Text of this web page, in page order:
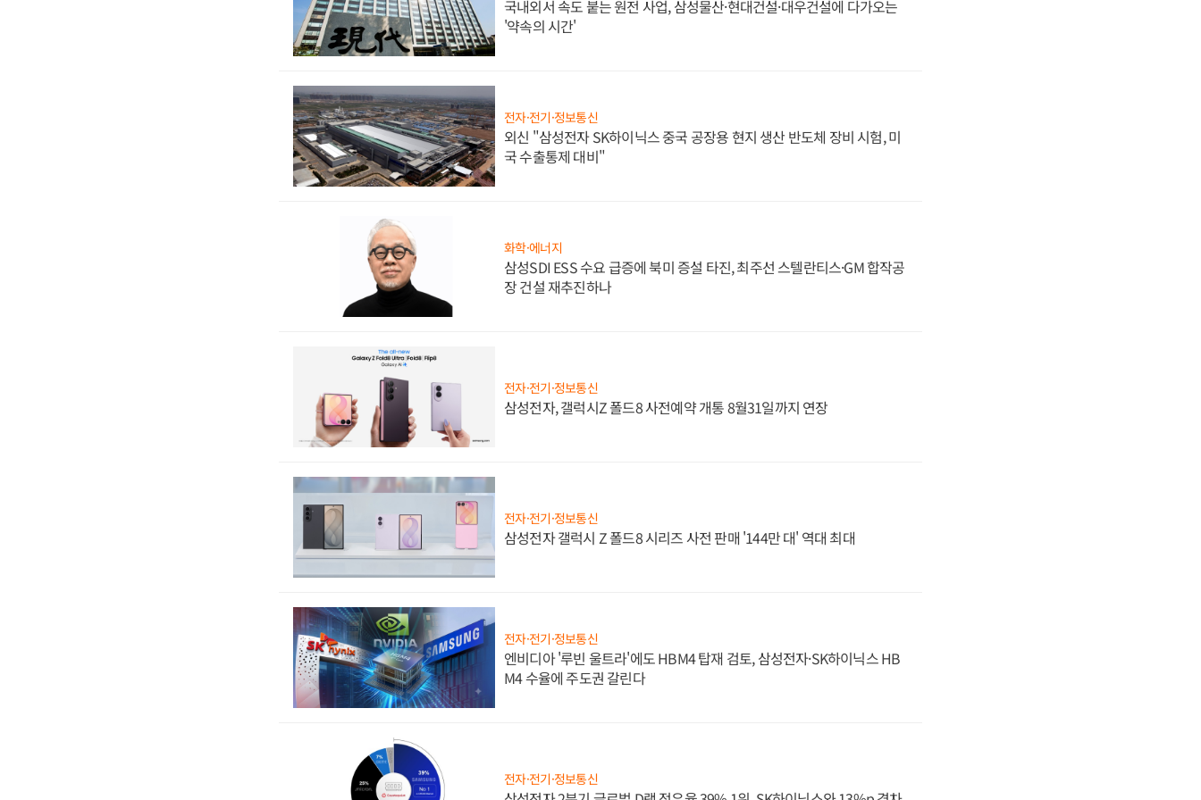
국내외서 속도 붙는 원전 사업, 삼성물산·현대건설·대우건설에 다가오는
'약속의 시간'
전자·전기·정보통신
외신 "삼성전자 SK하이닉스 중국 공장용 현지 생산 반도체 장비 시험, 미
국 수출통제 대비"
화학·에너지
삼성SDI ESS 수요 급증에 북미 증설 타진, 최주선 스텔란티스·GM 합작공
장 건설 재추진하나
전자·전기·정보통신
삼성전자, 갤럭시Z 폴드8 사전예약 개통 8월31일까지 연장
전자·전기·정보통신
삼성전자 갤럭시 Z 폴드8 시리즈 사전 판매 '144만 대' 역대 최대
전자·전기·정보통신
엔비디아 '루빈 울트라'에도 HBM4 탑재 검토, 삼성전자·SK하이닉스 HB
M4 수율에 주도권 갈린다
전자·전기·정보통신